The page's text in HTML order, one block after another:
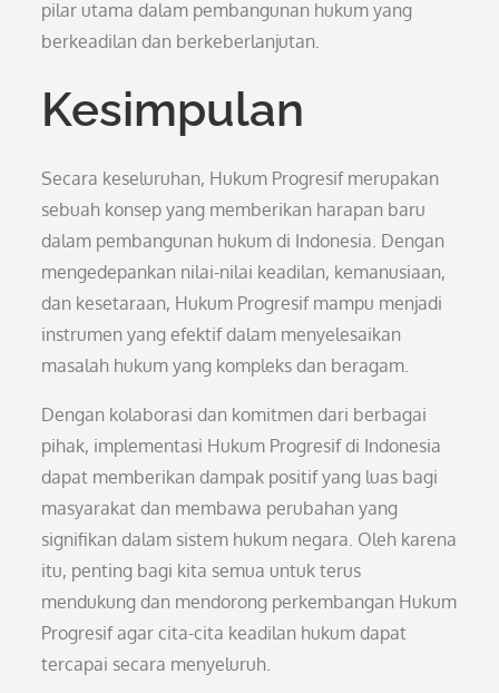
pilar utama dalam pembangunan hukum yang
berkeadilan dan berkeberlanjutan.
Kesimpulan
Secara keseluruhan, Hukum Progresif merupakan
sebuah konsep yang memberikan harapan baru
dalam pembangunan hukum di Indonesia. Dengan
mengedepankan nilai-nilai keadilan, kemanusiaan,
dan kesetaraan, Hukum Progresif mampu menjadi
instrumen yang efektif dalam menyelesaikan
masalah hukum yang kompleks dan beragam.
Dengan kolaborasi dan komitmen dari berbagai
pihak, implementasi Hukum Progresif di Indonesia
dapat memberikan dampak positif yang luas bagi
masyarakat dan membawa perubahan yang
signifikan dalam sistem hukum negara. Oleh karena
itu, penting bagi kita semua untuk terus
mendukung dan mendorong perkembangan Hukum
Progresif agar cita-cita keadilan hukum dapat
tercapai secara menyeluruh.